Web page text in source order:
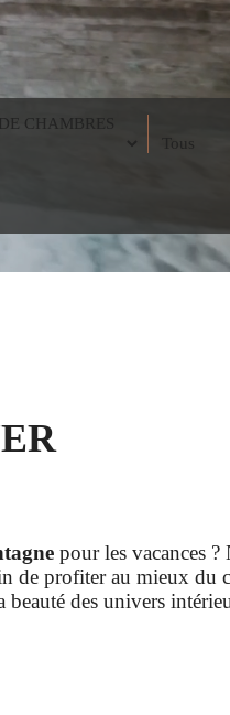
CHAMBRES
pour les vacances ?
de profiter au mieux du
des univers